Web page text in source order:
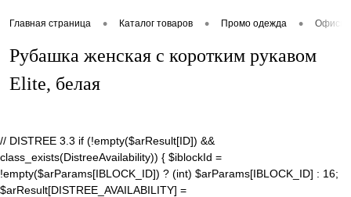
Главная страница • Каталог товаров • Промо одежда •
Рубашка женская с коротким рукавом
Elite, белая
// DISTREE 3.3 if (!empty($arResult[ID]) &&
class_exists(DistreeAvailability)) { $iblockId =
!empty($arParams[IBLOCK_ID]) ? (int) $arParams[IBLOCK_ID] : 16;
$arResult[DISTREE_AVAILABILITY] =